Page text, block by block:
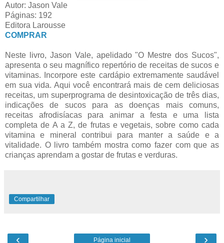
Autor: Jason Vale
Páginas: 192
Editora Larousse
COMPRAR
Neste livro, Jason Vale, apelidado "O Mestre dos Sucos",
apresenta o seu magnífico repertório de receitas de sucos e
vitaminas. Incorpore este cardápio extremamente saudável
em sua vida. Aqui você encontrará mais de cem deliciosas
receitas, um superprograma de desintoxicação de três dias,
indicações de sucos para as doenças mais comuns,
receitas afrodisíacas para animar a festa e uma lista
completa de A a Z, de frutas e vegetais, sobre como cada
vitamina e mineral contribui para manter a saúde e a
vitalidade. O livro também mostra como fazer com que as
crianças aprendam a gostar de frutas e verduras.
Compartilhar
‹ ›
Página inicial